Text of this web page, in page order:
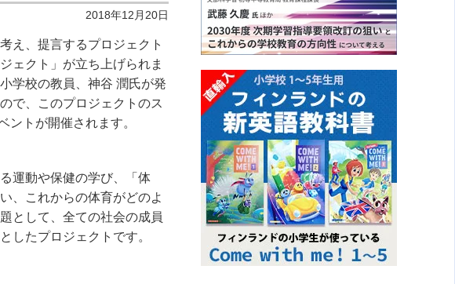
2018年12月20日
え、提言するプロジェクト
ェクト」が立ち上げられま
学校の教員、神谷 潤氏が発
で、このプロジェクトのス
ントが開催されます。
運動や保健の学び、「体
、これからの体育がどのよ
として、全ての社会の成員
したプロジェクトです。